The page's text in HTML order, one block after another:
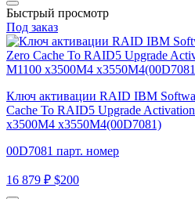
Быстрый просмотр
Под заказ
Ключ активации RAID IBM
Cache To RAID5 Upgrade
x3500M4 x3550M4(00D7081)
00D7081 парт. номер
16 879 ₽ $200